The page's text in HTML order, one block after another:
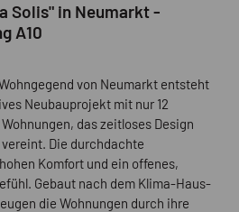
Solis" in Neumarkt -
A10
von Neumarkt entsteht
Neubauprojekt mit nur 12
das zeitloses Design
Die durchdachte
Komfort und ein offenes,
Gebaut nach dem Klima-Haus-
die Wohnungen durch ihre